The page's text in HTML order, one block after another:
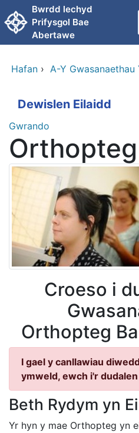
Neidio i'r prif gynnwy
Bwrdd lechyd
Prifysgol Bae
Abertawe
Hafan › A-Y Gwasanaethau
Dewislen Eilaidd
Gwrando
Orthopteg
Croeso i
Orthopteg
I gael y canllawiau
ymweld, ewch i'r
Beth Rydym yn
Yr hyn y mae Orthopteg yn